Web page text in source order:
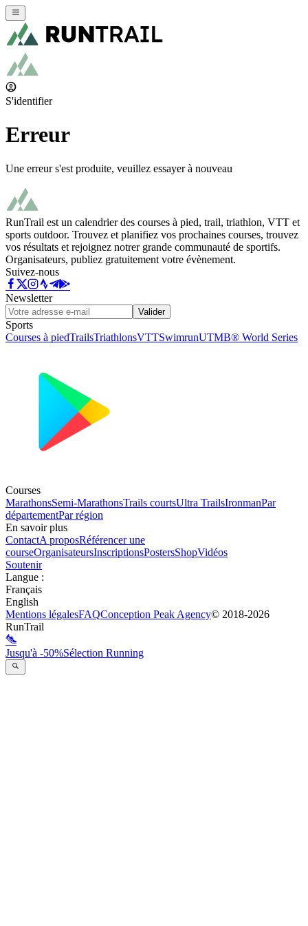
S'identifier
Erreur
Une erreur s'est produite, veuillez essayer à nouveau
RunTrail est un calendrier des courses à pied, trail, triathlon, VTT et
sports outdoor. Trouvez et planifiez vos prochaines courses, trouvez
vos résultats et rejoignez notrer grande communauté de sportifs.
Organisateurs, publiez gratuitement votre évènement.
Suivez-nous
Newsletter
Valider
Sports
Courses à piedTrailsTriathlonsVTTSwimrunUTMB® World Series
Courses
MarathonsSemi-MarathonsTrails courtsUltra TrailsIronmanPar
départementPar région
En savoir plus
ContactA proposRéférencer une
courseOrganisateursInscriptionsPostersShopVidéos
Soutenir
Langue :
Français
English
Mentions légalesFAQConception Peak Agency© 2018-2026
RunTrail
Jusqu'à -50%Sélection Running